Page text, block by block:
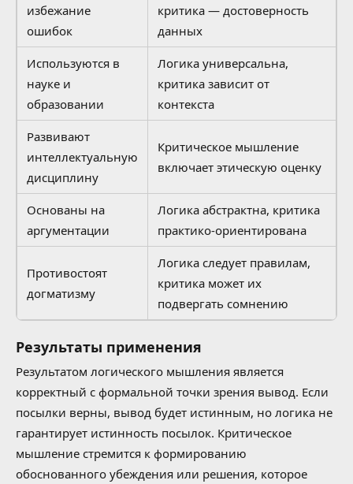
избежание
ошибок
критика — достоверность
данных
Используются в
науке и
образовании
Логика универсальна,
критика зависит от
контекста
Развивают
интеллектуальную
дисциплину
Критическое мышление
включает этическую оценку
Основаны на
аргументации
Логика абстрактна, критика
практико-ориентирована
Противостоят
догматизму
Логика следует правилам,
критика может их
подвергать сомнению
Результаты применения
Результатом логического мышления является
корректный с формальной точки зрения вывод. Если
посылки верны, вывод будет истинным, но логика не
гарантирует истинность посылок. Критическое
мышление стремится к формированию
обоснованного убеждения или решения, которое